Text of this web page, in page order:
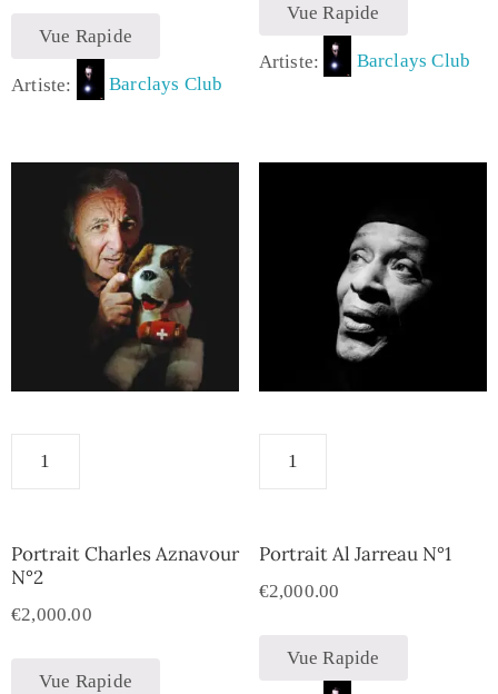
Vue Rapide
Artiste: Barclays Club
Vue Rapide
Artiste: Barclays Club
Portrait Charles Aznavour
N°2
€2,000.00
Vue Rapide
Portrait Al Jarreau N°1
€2,000.00
Vue Rapide